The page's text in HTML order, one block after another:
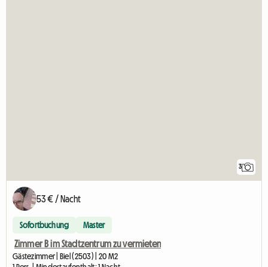
3
53 € / Nacht
Sofortbuchung Master
Zimmer B im Stadtzentrum zu vermieten
Gästezimmer | Biel (2503) | 20 M2